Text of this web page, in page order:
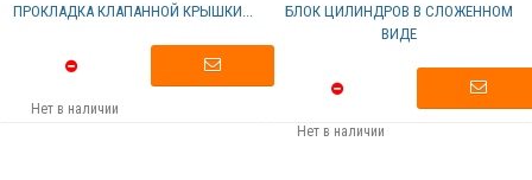
ПРОКЛАДКА КЛАПАННОЙ КРЫШКИ...
Нет в наличии
БЛОК ЦИЛИНДРОВ В СЛОЖЕННОМ
ВИДЕ
Нет в наличии